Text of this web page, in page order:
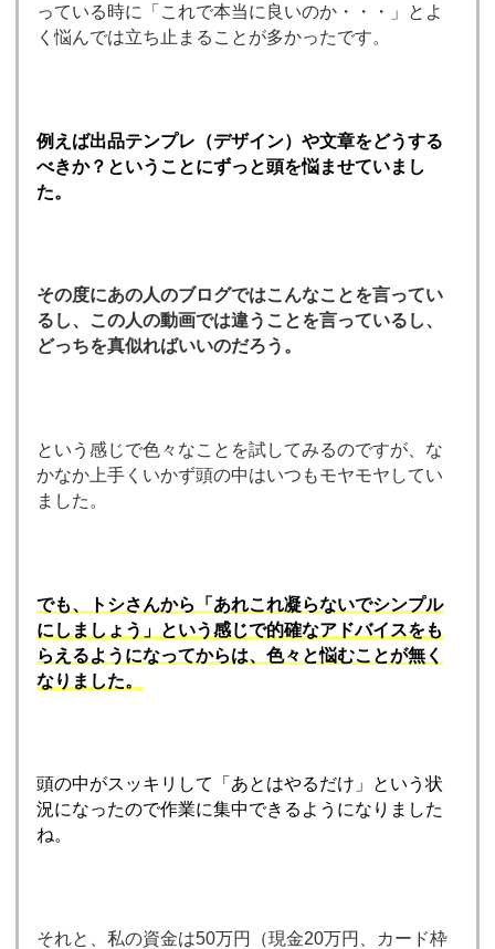
っている時に「これで本当に良いのか・・・」とよ
く悩んでは立ち止まることが多かったです。
例えば出品テンプレ（デザイン）や文章をどうする
べきか？ということにずっと頭を悩ませていまし
た。
その度にあの人のブログではこんなことを言ってい
るし、この人の動画では違うことを言っているし、
どっちを真似ればいいのだろう。
という感じで色々なことを試してみるのですが、な
かなか上手くいかず頭の中はいつもモヤモヤしてい
ました。
でも、トシさんから「あれこれ凝らないでシンプル
にしましょう」という感じで的確なアドバイスをも
らえるようになってからは、色々と悩むことが無く
なりました。
頭の中がスッキリして「あとはやるだけ」という状
況になったので作業に集中できるようになりました
ね。
それと、私の資金は50万円（現金20万円、カード枠